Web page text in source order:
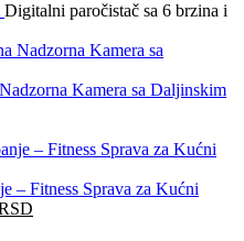
Digitalni paročistač sa 6 brzina i
Kamera sa Daljinskim
– Fitness Sprava za Kućni